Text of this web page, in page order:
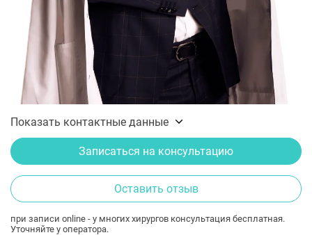
Показать контактные данные
Записаться на консультацию
Оставить отзыв
при записи online - у многих хирургов консультация бесплатная.
Уточняйте у оператора.